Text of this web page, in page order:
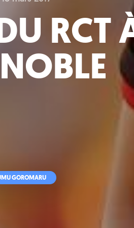
RCT
GOROMARU